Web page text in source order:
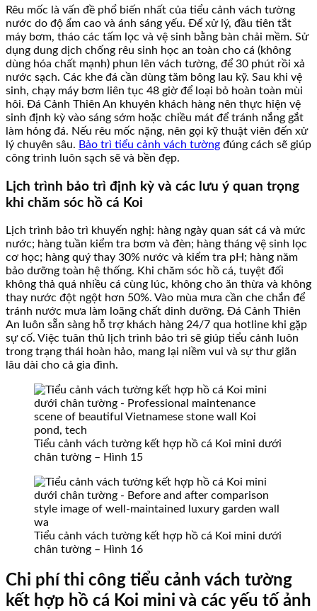
Rêu mốc là vấn đề phổ biến nhất của tiểu cảnh vách tường
nước do độ ẩm cao và ánh sáng yếu. Để xử lý, đầu tiên tắt
máy bơm, tháo các tấm lọc và vệ sinh bằng bàn chải mềm. Sử
dụng dung dịch chống rêu sinh học an toàn cho cá (không
dùng hóa chất mạnh) phun lên vách tường, để 30 phút rồi xả
nước sạch. Các khe đá cần dùng tăm bông lau kỹ. Sau khi vệ
sinh, chạy máy bơm liên tục 48 giờ để loại bỏ hoàn toàn mùi
hôi. Đá Cảnh Thiên An khuyên khách hàng nên thực hiện vệ
sinh định kỳ vào sáng sớm hoặc chiều mát để tránh nắng gắt
làm hỏng đá. Nếu rêu mốc nặng, nên gọi kỹ thuật viên đến xử
lý chuyên sâu. Bảo trì tiểu cảnh vách tường đúng cách sẽ giúp
công trình luôn sạch sẽ và bền đẹp.
Lịch trình bảo trì định kỳ và các lưu ý quan trọng
khi chăm sóc hồ cá Koi
Lịch trình bảo trì khuyến nghị: hàng ngày quan sát cá và mức
nước; hàng tuần kiểm tra bơm và đèn; hàng tháng vệ sinh lọc
cơ học; hàng quý thay 30% nước và kiểm tra pH; hàng năm
bảo dưỡng toàn hệ thống. Khi chăm sóc hồ cá, tuyệt đối
không thả quá nhiều cá cùng lúc, không cho ăn thừa và không
thay nước đột ngột hơn 50%. Vào mùa mưa cần che chắn để
tránh nước mưa làm loãng chất dinh dưỡng. Đá Cảnh Thiên
An luôn sẵn sàng hỗ trợ khách hàng 24/7 qua hotline khi gặp
sự cố. Việc tuân thủ lịch trình bảo trì sẽ giúp tiểu cảnh luôn
trong trạng thái hoàn hảo, mang lại niềm vui và sự thư giãn
lâu dài cho cả gia đình.
Tiểu cảnh vách tường kết hợp hồ cá Koi mini dưới
chân tường – Hình 15
Tiểu cảnh vách tường kết hợp hồ cá Koi mini dưới
chân tường – Hình 16
Chi phí thi công tiểu cảnh vách tường
kết hợp hồ cá Koi mini và các yếu tố ảnh